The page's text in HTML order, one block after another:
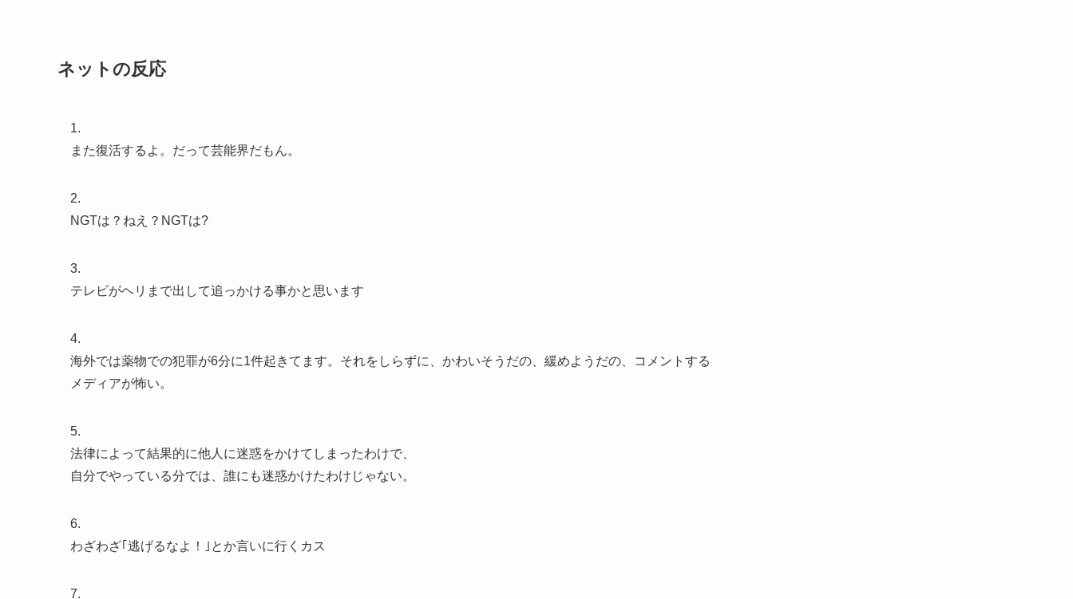
ネットの反応
1.
また復活するよ。だって芸能界だもん。
2.
NGTは？ねえ？NGTは?
3.
テレビがヘリまで出して追っかける事かと思います
4.
海外では薬物での犯罪が6分に1件起きてます。それをしらずに、かわいそうだの、緩めようだの、コメントする
メディアが怖い。
5.
法律によって結果的に他人に迷惑をかけてしまったわけで、
自分でやっている分では、誰にも迷惑かけたわけじゃない。
6.
わざわざ｢逃げるなよ！｣とか言いに行くカス
7.